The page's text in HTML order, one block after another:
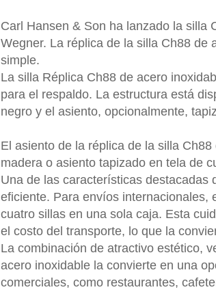
Carl Hansen & Son ha lanzado la silla
Wegner. La réplica de la silla Ch88 de
simple.
La silla Réplica Ch88 de acero
para el respaldo. La estructura está
negro y el asiento, opcionalmente,
El asiento de la réplica de la silla
madera o asiento tapizado en tela de
Una de las características destacadas
eficiente. Para envíos internacionales,
cuatro sillas en una sola caja. Esta
el costo del transporte, lo que la
La combinación de atractivo estético,
acero inoxidable la convierte en una
comerciales, como restaurantes,